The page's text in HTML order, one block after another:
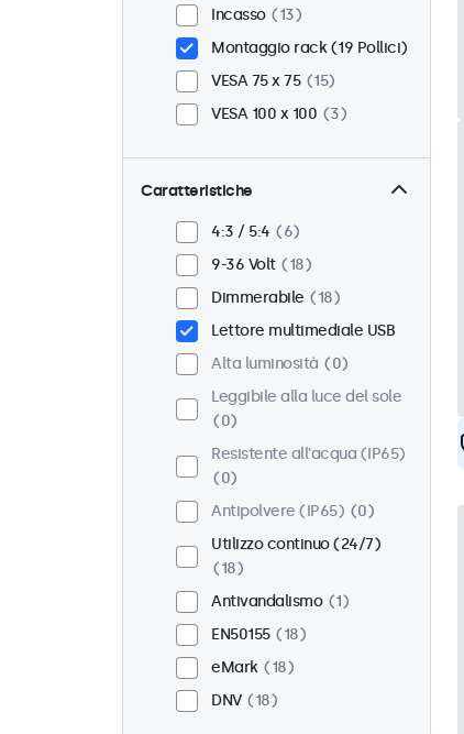
Incasso
13
Montaggio rack (19 Pollici)
VESA 75 x 75
15
VESA 100 x 100
3
Caratteristiche
4:3 / 5:4
6
9-36 Volt
18
Dimmerabile
18
Lettore multimediale USB
Alta luminosità
0
Leggibile alla luce del sole
0
Resistente all'acqua (IP65)
0
Antipolvere (IP65)
0
Utilizzo continuo (24/7)
18
Antivandalismo
1
EN50155
18
eMark
18
DNV
18